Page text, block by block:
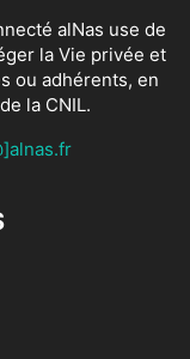
alNas use de
la Vie privée et
ou adhérents, en
la CNIL.